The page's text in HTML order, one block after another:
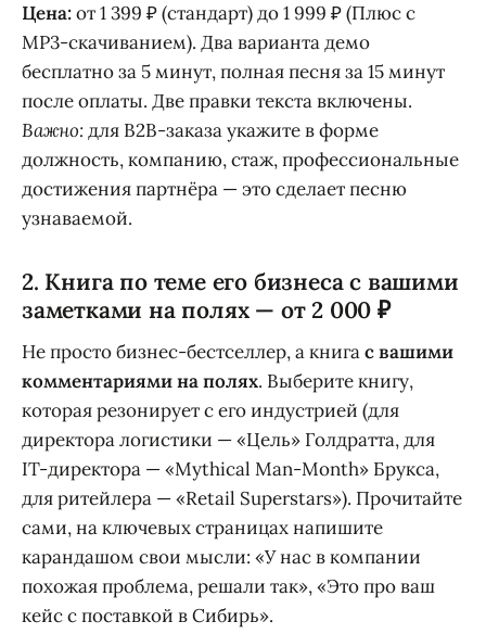
Цена:от 1 399 ₽ (стандарт) до 1 999 ₽ (Плюс с
MP3-скачиванием). Два варианта демо
бесплатно за 5 минут, полная песня за 15 минут
после оплаты. Две правки текста включены.
Важно:для B2B-заказа укажите в форме
должность, компанию, стаж, профессиональные
достижения партнёра — это сделает песню
узнаваемой.
2. Книга по теме его бизнеса с вашими
заметками на полях — от 2 000 ₽
Не просто бизнес-бестселлер, а книгас вашими
комментариями на полях. Выберите книгу,
которая резонирует с его индустрией (для
директора логистики — «Цель» Голдратта, для
IT-директора — «Mythical Man-Month» Брукса,
для ритейлера — «Retail Superstars»). Прочитайте
сами, на ключевых страницах напишите
карандашом свои мысли: «У нас в компании
похожая проблема, решали так», «Это про ваш
кейс с поставкой в Сибирь».